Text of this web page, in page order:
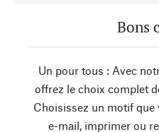
Bons
Un pour tous : Avec
offrez le choix complet
Choisissez un motif que
e-mail, imprimer ou